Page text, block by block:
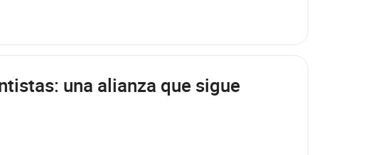
una alianza que sigue